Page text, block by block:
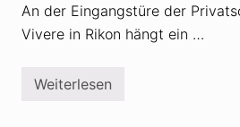
An der Eingangstüre der
Vivere in Rikon hängt ein …
R
Weiterlesen